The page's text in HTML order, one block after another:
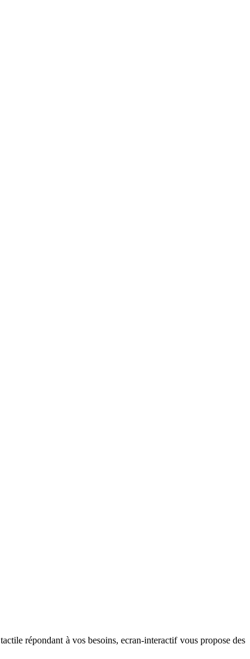
répondant à vos besoins, ecran-interactif vous propose des